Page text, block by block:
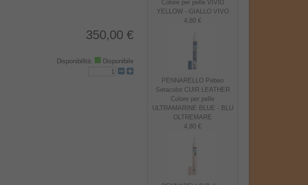
350,00 €
Disponibilità: Disponibile
Colore per pelle VIVID
YELLOW - GIALLO VIVO
4,80 €
PENNARELLO Pebeo
Setacolor CUIR LEATHER
Colore per pelle
ULTRAMARINE BLUE - BLU
OLTREMARE
4,80 €